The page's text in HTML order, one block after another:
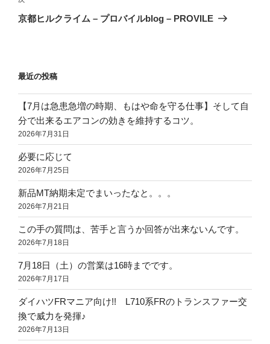
ー
の
京都ヒルクライム – プロバイルblog – PROVILE
最近の投稿
【7月は急患急増の時期、もはや命を守る仕事】そして自
分で出来るエアコンの効きを維持するコツ。
2026年7月31日
必要に応じて
2026年7月25日
新品MT納期未定でまいったなと。。。
2026年7月21日
この手の質問は、苦手と言うか回答が出来ないんです。
2026年7月18日
7月18日（土）の営業は16時までです。
2026年7月17日
ダイハツFRマニア向け!! L710系FRのトランスファー交
換で威力を発揮♪
2026年7月13日